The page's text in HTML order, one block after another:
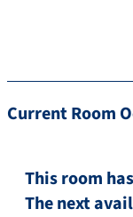
Current Room
This room
The next